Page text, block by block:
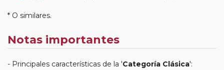
* O similares.
Notas importantes
Principales características de la 'Categoría Clásica':